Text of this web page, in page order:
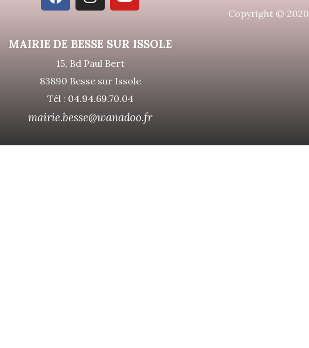
MAIRIE DE BESSE SUR ISSOLE
15, Bd Paul Bert
83890 Besse sur Issole
Tél : 04.94.69.70.04
mairie.besse@wanadoo.fr
Copyright ©